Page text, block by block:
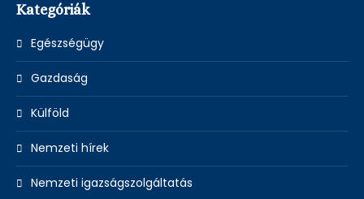
Kategóriák
Egészségügy
Gazdaság
Külföld
Nemzeti hírek
Nemzeti igazságszolgáltatás